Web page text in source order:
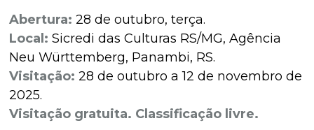
Abertura:28 de outubro, terça.
Local: Sicredi das Culturas RS/MG, Agência
Neu Württemberg, Panambi, RS.
Visitação:28 de outubro a 12 de novembro de
2025.
Visitação gratuita. Classificação livre.